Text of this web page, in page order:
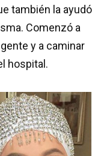
también la ayudó
Comenzó a
y a caminar
hospital.